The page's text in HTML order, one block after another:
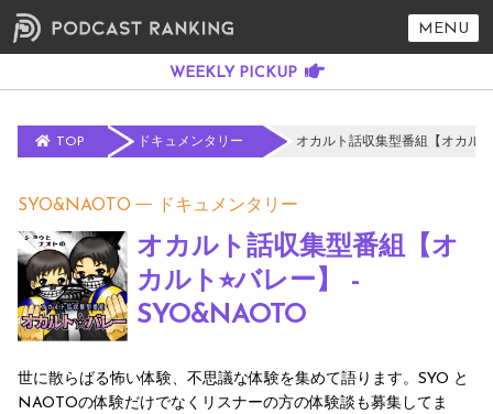
MENU
TOP ドキュメンタリー オカルト話収集型番組【オカル
SYO&NAOTO ドキュメンタリー
オカルト話収集型番組【オ
カルト⭐︎バレー】 -
SYO&NAOTO
世に散らばる怖い体験、不思議な体験を集めて語ります。SYO と
NAOTOの体験だけでなくリスナーの方の体験談も募集してま